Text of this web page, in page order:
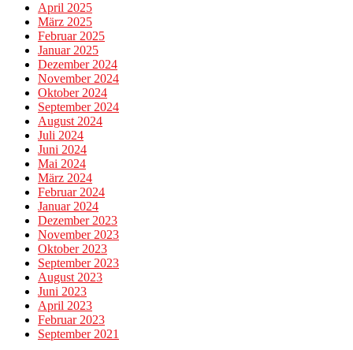
April 2025
März 2025
Februar 2025
Januar 2025
Dezember 2024
November 2024
Oktober 2024
September 2024
August 2024
Juli 2024
Juni 2024
Mai 2024
März 2024
Februar 2024
Januar 2024
Dezember 2023
November 2023
Oktober 2023
September 2023
August 2023
Juni 2023
April 2023
Februar 2023
September 2021